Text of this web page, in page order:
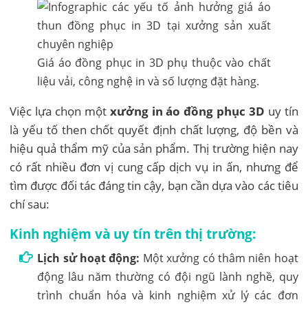
Giá áo đồng phục in 3D phụ thuộc vào chất
liệu vải, công nghệ in và số lượng đặt hàng.
Việc lựa chọn một xưởng in áo đồng phục 3D uy tín
là yếu tố then chốt quyết định chất lượng, độ bền và
hiệu quả thẩm mỹ của sản phẩm. Thị trường hiện nay
có rất nhiều đơn vị cung cấp dịch vụ in ấn, nhưng để
tìm được đối tác đáng tin cậy, bạn cần dựa vào các tiêu
chí sau:
Kinh nghiệm và uy tín trên thị trường:
Lịch sử hoạt động: Một xưởng có thâm niên hoạt
động lâu năm thường có đội ngũ lành nghề, quy
trình chuẩn hóa và kinh nghiệm xử lý các đơn